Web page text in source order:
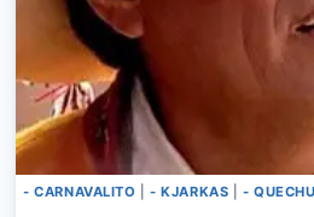
- CARNAVALITO |- KJARKAS -